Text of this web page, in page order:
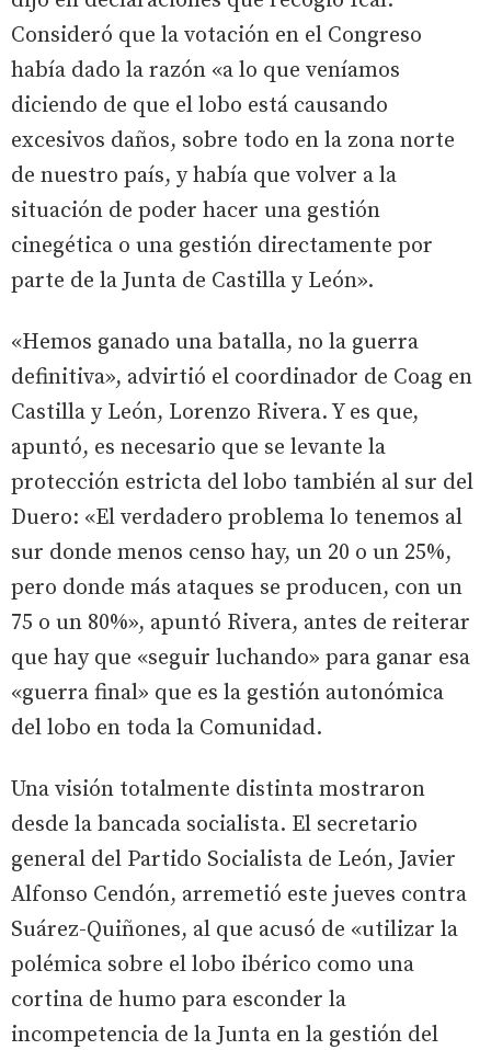
Consideró que la votación en el Congreso
había dado la razón «a lo que veníamos
diciendo de que el lobo está causando
excesivos daños, sobre todo en la zona norte
de nuestro país, y había que volver a la
situación de poder hacer una gestión
cinegética o una gestión directamente por
parte de la Junta de Castilla y León».
«Hemos ganado una batalla, no la guerra
definitiva», advirtió el coordinador de Coag en
Castilla y León, Lorenzo Rivera. Y es que,
apuntó, es necesario que se levante la
protección estricta del lobo también al sur del
Duero: «El verdadero problema lo tenemos al
sur donde menos censo hay, un 20 o un 25%,
pero donde más ataques se producen, con un
75 o un 80%», apuntó Rivera, antes de reiterar
que hay que «seguir luchando» para ganar esa
«guerra final» que es la gestión autonómica
del lobo en toda la Comunidad.
Una visión totalmente distinta mostraron
desde la bancada socialista. El secretario
general del Partido Socialista de León, Javier
Alfonso Cendón, arremetió este jueves contra
Suárez-Quiñones, al que acusó de «utilizar la
polémica sobre el lobo ibérico como una
cortina de humo para esconder la
incompetencia de la Junta en la gestión del